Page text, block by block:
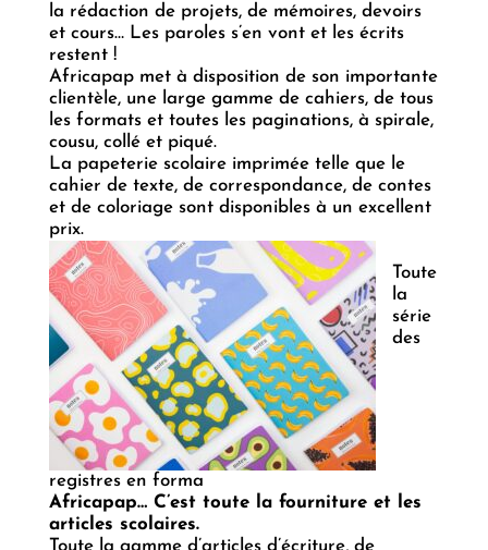
la rédaction de projets, de mémoires, devoirs
et cours… Les paroles s’en vont et les écrits
restent !
Africapap met à disposition de son importante
clientèle, une large gamme de cahiers, de tous
les formats et toutes les paginations, à spirale,
cousu, collé et piqué.
La papeterie scolaire imprimée telle que le
cahier de texte, de correspondance, de contes
et de coloriage sont disponibles à un excellent
prix.
Toute
la
série
des
registres en forma
Africapap… C’est toute la fourniture et les
articles scolaires.
Toute la gamme d’articles d’écriture, de